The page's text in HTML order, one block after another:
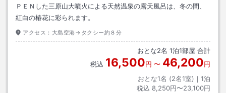
ＰＥＮした三原山大噴火による天然温泉の露天風呂は、冬の間、
紅白の椿花に彩られます。
アクセス： 大島空港→タクシー約８分
おとな2名 1泊1部屋 合計
税込 16,500円 〜 46,200円
おとな1名 (2名1室)｜ 1泊
税込 8,250円〜23,100円